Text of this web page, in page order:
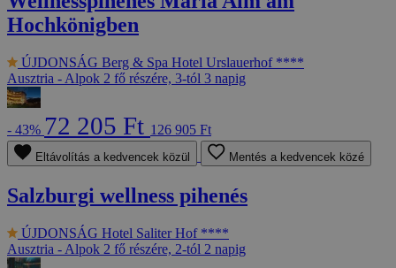
Hochkönigben
ÚJDONSÁG Berg & Spa Hotel Urslauerhof ****
Ausztria - Alpok 2 fő részére, 3-tól 3 napig
- 43% 72 205 Ft 126 905 Ft
Eltávolítás a kedvencek közül Mentés a kedvencek közé
Salzburgi wellness pihenés
ÚJDONSÁG Hotel Saliter Hof ****
Ausztria - Alpok 2 fő részére, 2-tól 2 napig